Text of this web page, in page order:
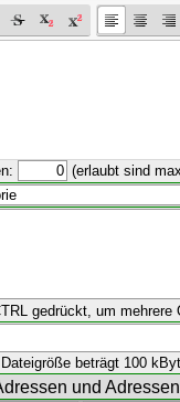
(erlaubt sind
gedrückt, um mehrere
beträgt 100
und